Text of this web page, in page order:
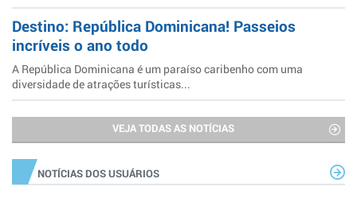
Destino: República Dominicana! Passeios
incríveis o ano todo
A República Dominicana é um paraíso caribenho com uma
diversidade de atrações turísticas...
VEJA TODAS AS NOTÍCIAS
NOTÍCIAS DOS USUÁRIOS